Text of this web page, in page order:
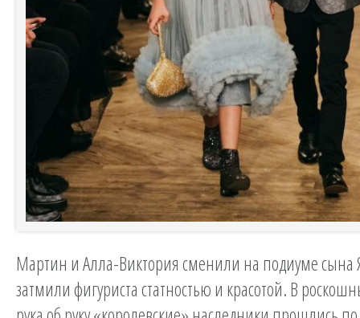
Мартин и Алла-Виктория сменили на подиуме
затмили фигуриста статностью и красотой. В